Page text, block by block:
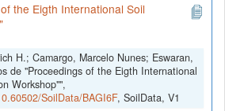
the Eigth International Soil
H.; Camargo, Marcelo Nunes; Eswaran,
de "Proceedings of the Eigth International
Workshop"",
SoilData/BAGI6F, SoilData, V1